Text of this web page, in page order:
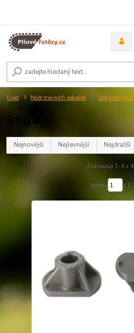
Úvod Nože travních sekaček Uchycení nožů
Stiga
Nejnovější Nejlevnější Nejdražší
Zobrazuji 1-4 z 4
strana z 1